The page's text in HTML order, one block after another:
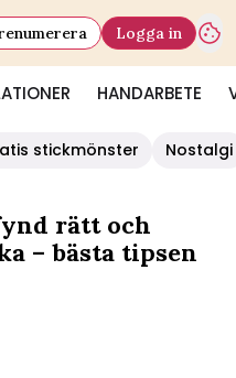
HANDARBETE
Logga in
stickmönster
Nostalgi
rätt och
– bästa tipsen